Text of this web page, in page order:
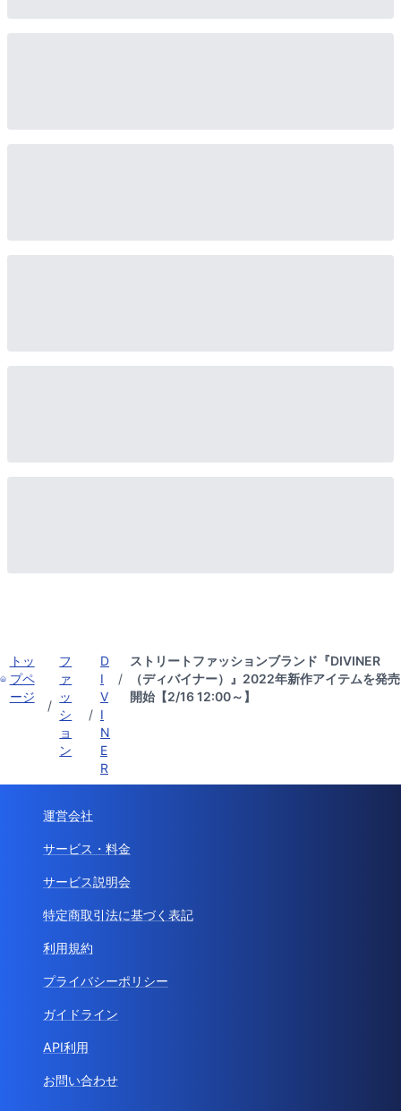
トッ
プペ
ージ
/
フ
ァ
ッ
シ
ョ
ン
/
D
I
V
I
N
E
R
/
ストリートファッションブランド『DIVINER
（ディバイナー）』2022年新作アイテムを発売
開始【2/16 12:00～】
運営会社
サービス・料金
サービス説明会
特定商取引法に基づく表記
利用規約
プライバシーポリシー
ガイドライン
API利用
お問い合わせ